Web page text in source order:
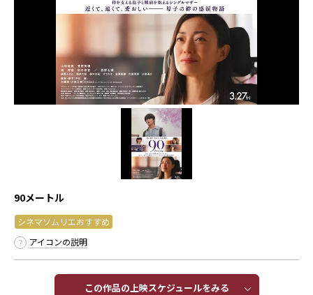
90メートル
シネマソムリエおすすめ
アイコンの説明
この作品の上映スケジュールをみる​​